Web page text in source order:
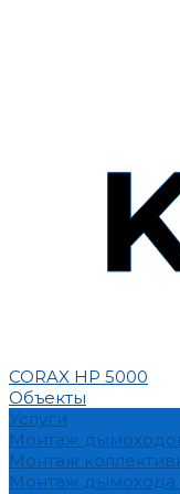
CORAX HP 5000
Объекты
Услуги
Монтаж
Монтаж
Монтаж дымохода